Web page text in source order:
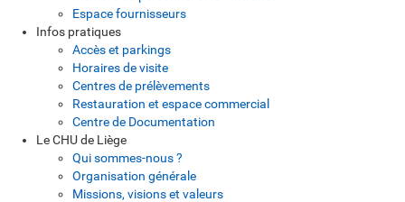
Espace fournisseurs
Infos pratiques
Accès et parkings
Horaires de visite
Centres de prélèvements
Restauration et espace commercial
Centre de Documentation
Le CHU de Liège
Qui sommes-nous ?
Organisation générale
Missions, visions et valeurs